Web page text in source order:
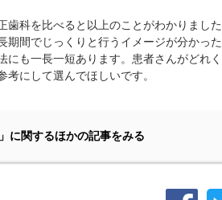
歯科を比べると以上のことがわかりまし
期間でじっくりと行うイメージが分かっ
にも一長一短あります。患者さんがどれ
考にして選んでほしいです。
に関するほかの記事をみる